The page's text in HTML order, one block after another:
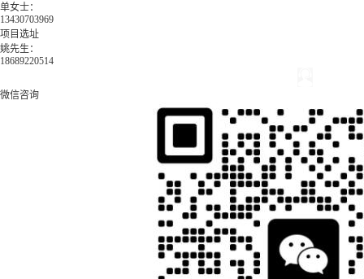
单女士：
13430703969
项目选址
姚先生：
18689220514
微信咨询